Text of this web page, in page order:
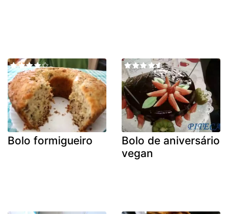
Bolo formigueiro
Bolo de aniversário
vegan